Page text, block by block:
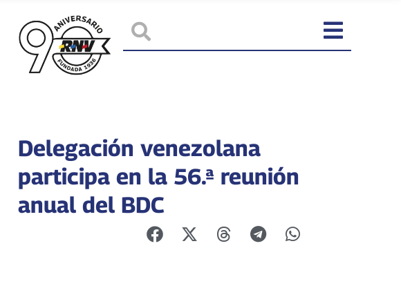
Delegación venezolana
participa en la 56.ª reunión
anual del BDC